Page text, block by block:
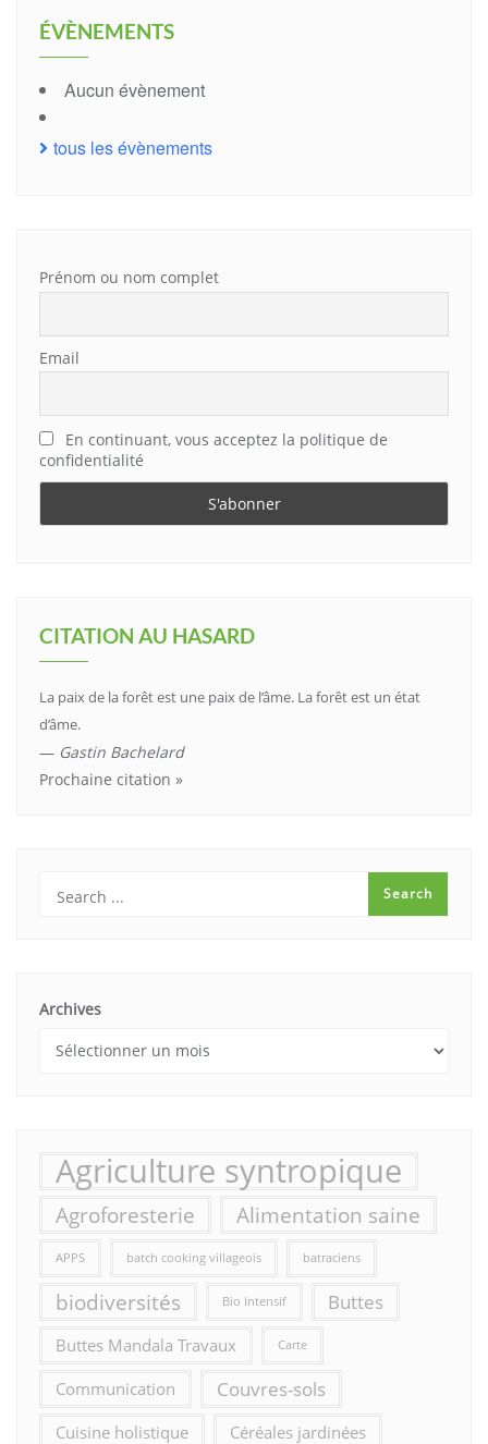
ÉVÈNEMENTS
Aucun évènement
tous les évènements
Prénom ou nom complet
Email
En continuant, vous acceptez la politique de
confidentialité
CITATION AU HASARD
La paix de la forêt est une paix de l’âme. La forêt est un état
d’âme.
— Gastin Bachelard
Prochaine citation »
Archives
Agriculture syntropique
Agroforesterie Alimentation saine
APPS batch cooking villageois batraciens
biodiversités Bio Intensif Buttes
Buttes Mandala Travaux Carte
Communication Couvres-sols
Cuisine holistique Céréales jardinées